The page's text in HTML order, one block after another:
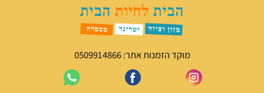
מוקד הזמנות אתר: 0509914866